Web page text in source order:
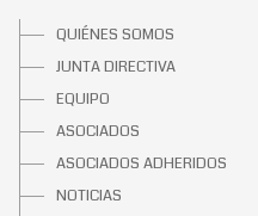
QUIÉNES SOMOS
JUNTA DIRECTIVA
EQUIPO
ASOCIADOS
ASOCIADOS ADHERIDOS
NOTICIAS